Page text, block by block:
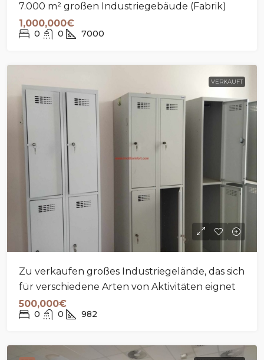
7.000 m² großen Industriegebäude (Fabrik)
1,000,000€
0 0 7000
VERKAUFT
Zu verkaufen großes Industriegelände, das sich
für verschiedene Arten von Aktivitäten eignet
500,000€
0 0 982